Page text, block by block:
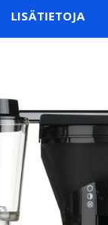
LISÄTIETOJA